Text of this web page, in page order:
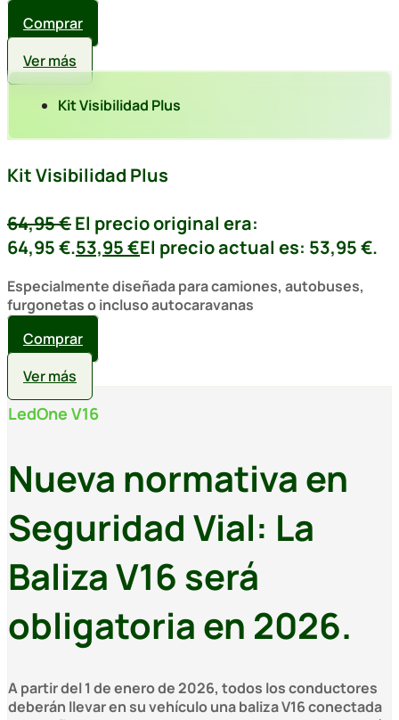
Comprar
Ver más
Kit Visibilidad Plus
Kit Visibilidad Plus
64,95€El precio original era:
64,95 €.53,95€El precio actual es: 53,95 €.
Especialmente diseñada para camiones, autobuses,
furgonetas o incluso autocaravanas
Comprar
Ver más
LedOne V16
Nueva normativa en
Seguridad Vial: La
Baliza V16 será
obligatoria en 2026.
A partir del1 de enero de 2026, todos los conductores
deberán llevar en su vehículo unabaliza V16 conectada